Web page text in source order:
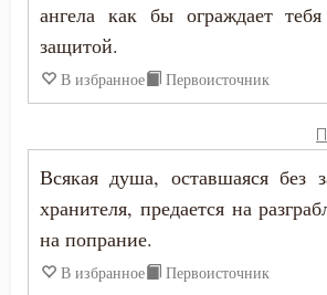
Благочестие
Ближний
Бог
Богатство
Богопознание
ангела как бы ограждает
защитой.
В избранное Первоисточник
Всякая душа, оставшаяся без
хранителя, предается на
на попрание.
В избранное Первоисточник